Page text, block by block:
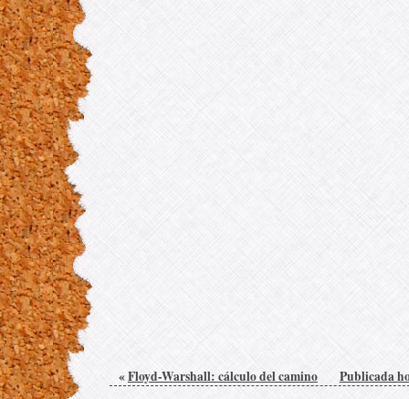
«Floyd-Warshall: cálculo del camino Publicada